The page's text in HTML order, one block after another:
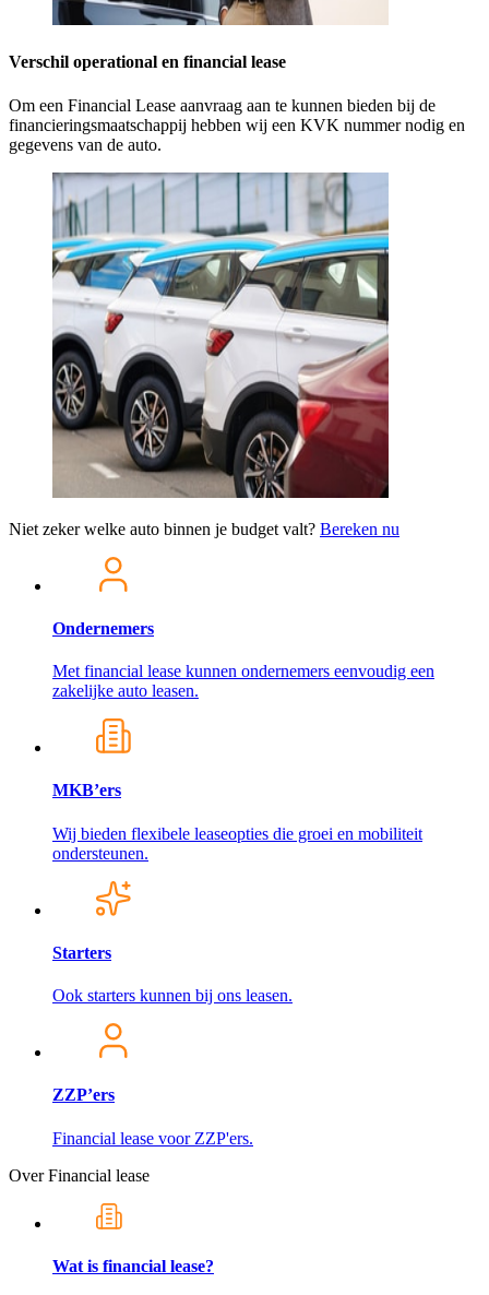
Verschil operational en financial lease
Om een Financial Lease aanvraag aan te kunnen bieden bij de
financieringsmaatschappij hebben wij een KVK nummer nodig en
gegevens van de auto.
Niet zeker welke auto binnen je budget valt? Bereken nu
Ondernemers
Met financial lease kunnen ondernemers eenvoudig een
zakelijke auto leasen.
MKB’ers
Wij bieden flexibele leaseopties die groei en mobiliteit
ondersteunen.
Starters
Ook starters kunnen bij ons leasen.
ZZP’ers
Financial lease voor ZZP'ers.
Over Financial lease
Wat is financial lease?